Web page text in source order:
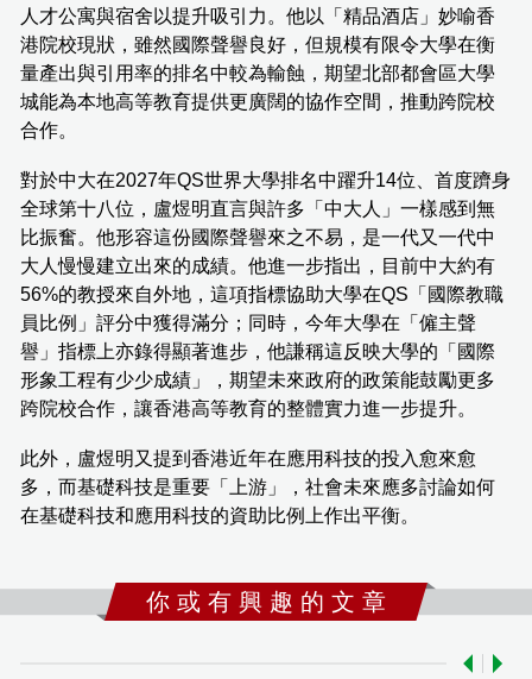
人才公寓與宿舍以提升吸引力。他以「精品酒店」妙喻香
港院校現狀，雖然國際聲譽良好，但規模有限令大學在衡
量產出與引用率的排名中較為輸蝕，期望北部都會區大學
城能為本地高等教育提供更廣闊的協作空間，推動跨院校
合作。
對於中大在2027年QS世界大學排名中躍升14位、首度躋身
全球第十八位，盧煜明直言與許多「中大人」一樣感到無
比振奮。他形容這份國際聲譽來之不易，是一代又一代中
大人慢慢建立出來的成績。他進一步指出，目前中大約有
56%的教授來自外地，這項指標協助大學在QS「國際教職
員比例」評分中獲得滿分；同時，今年大學在「僱主聲
譽」指標上亦錄得顯著進步，他謙稱這反映大學的「國際
形象工程有少少成績」，期望未來政府的政策能鼓勵更多
跨院校合作，讓香港高等教育的整體實力進一步提升。
此外，盧煜明又提到香港近年在應用科技的投入愈來愈
多，而基礎科技是重要「上游」，社會未來應多討論如何
在基礎科技和應用科技的資助比例上作出平衡。
你 或 有 興 趣 的 文 章